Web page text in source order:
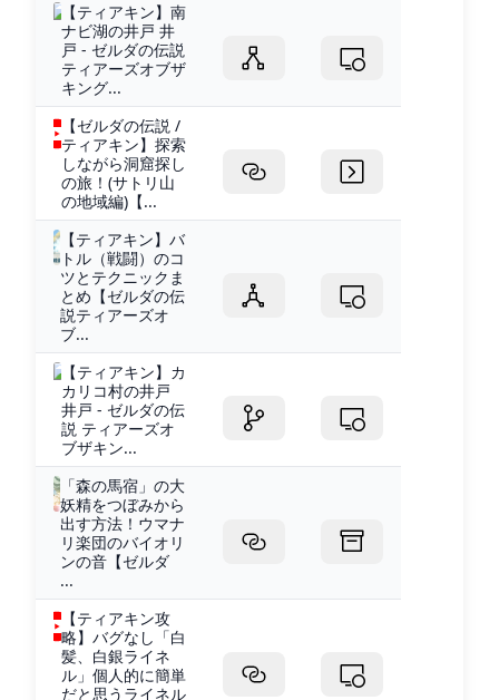
【ティアキン】南
ナビ湖の井戸 井
戸 - ゼルダの伝説
ティアーズオブザ
キング...
【ゼルダの伝説 /
ティアキン】探索
しながら洞窟探し
の旅！(サトリ山
の地域編)【...
【ティアキン】バ
トル（戦闘）のコ
ツとテクニックま
とめ【ゼルダの伝
説ティアーズオ
ブ...
【ティアキン】カ
カリコ村の井戸
井戸 - ゼルダの伝
説 ティアーズオ
ブザキン...
「森の馬宿」の大
妖精をつぼみから
出す方法！ウマナ
リ楽団のバイオリ
ンの音【ゼルダ
...
【ティアキン攻
略】バグなし「白
髪、白銀ライネ
ル」個人的に簡単
だと思うライネル